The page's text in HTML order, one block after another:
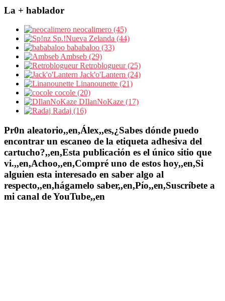
La + hablador
neocalimero (45)
Sp.!Nueva Zelanda (44)
bababaloo (33)
Ambseb (29)
Retroblogueur (25)
Jack'o'Lantern (24)
Linanounette (21)
cocole (20)
DIlanNoKaze (17)
Radaj (16)
Pr0n aleatorio,,en,Álex,,es,¿Sabes dónde puedo
encontrar un escaneo de la etiqueta adhesiva del
cartucho?,,en,Esta publicación es el único sitio que
vi.,,en,Achoo,,en,Compré uno de estos hoy,,en,Si
alguien esta interesado en saber algo al
respecto,,en,hágamelo saber,,en,Pío,,en,Suscríbete a
mi canal de YouTube,,en